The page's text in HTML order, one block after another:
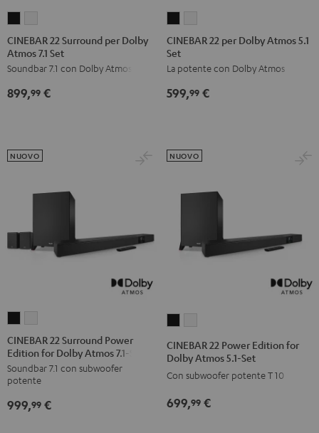
22
Surround
per
Dolby
Nero
22
Surround
per
Dolby
Bianco
CINEBAR 22 Surround per Dolby
Atmos 7.1 Set
Soundbar 7.1 con Dolby Atmos
899,99 €
22
per
Dolby
Atmos
22
Dolby
Atmos
CINEBAR 22 per Dolby Atmos 5.1
Set
La potente con Dolby Atmos
599,99 €
22
Surround
Power
Edition
for
22
Surround
Power
Edition
for
CINEBAR 22 Surround Power
Edition for Dolby Atmos 7.1-Set
Soundbar 7.1 con subwoofer
potente
NUOVO
999,99 €
Power
Edition
Dolby
Power
Edition
Dolby
CINEBAR 22 Power Edition for
Dolby Atmos 5.1-Set
Con subwoofer potente T 10
NUOVO
699,99 €